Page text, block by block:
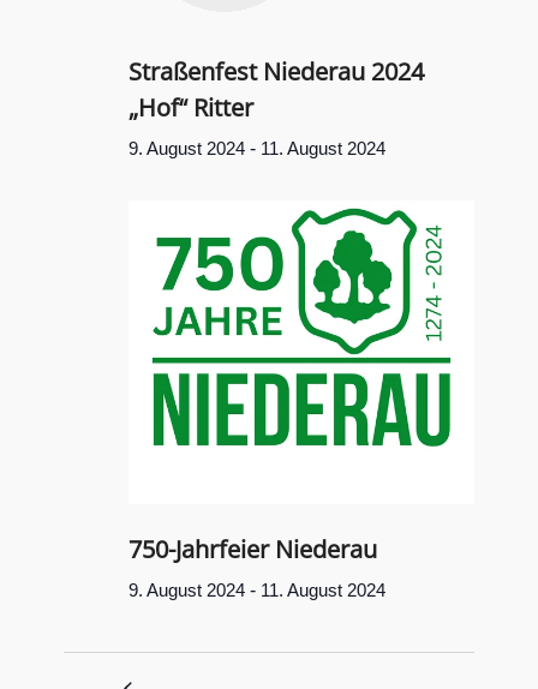
Straßenfest Niederau 2024
„Hof“ Ritter
9. August 2024 - 11. August 2024
750-Jahrfeier Niederau
9. August 2024 - 11. August 2024